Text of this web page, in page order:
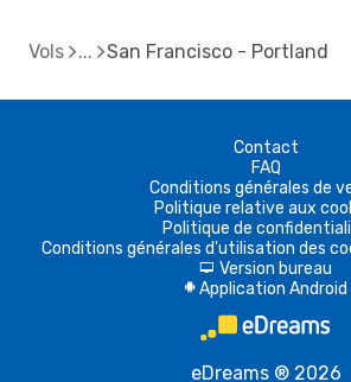
Vols San Francisco - Portland
Contact
FAQ
Conditions générales de
Politique relative aux
Politique de
Conditions générales d'utilisation des
d Version bureau
A Application Android
eDreams ® 2026